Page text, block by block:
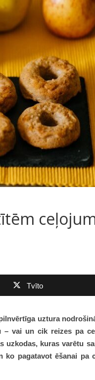
Tvīto
uztura
– vai un cik reizes pa
uzkodas, kuras varētu
ko pagatavot ēšanai pa